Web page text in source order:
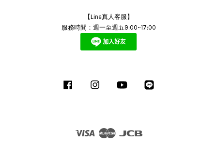
【Line真人客服】
服務時間：週一至週五9:00~17:00
Facebook Instagram YouTube
Visa Master